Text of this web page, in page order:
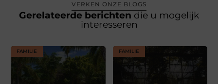
VERKEN ONZE BLOGS
Gerelateerde berichten die u mogelijk
interesseren
FAMILIE FAMILIE